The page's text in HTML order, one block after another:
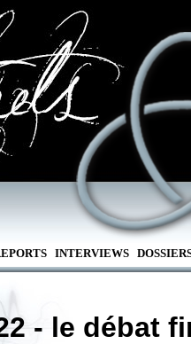
INTERVIEWS
- le débat